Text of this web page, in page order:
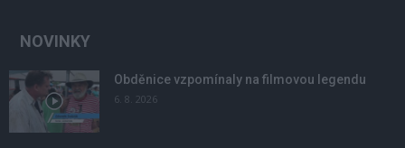
NOVINKY
Obděnice vzpomínaly na filmovou legendu
6. 8. 2026